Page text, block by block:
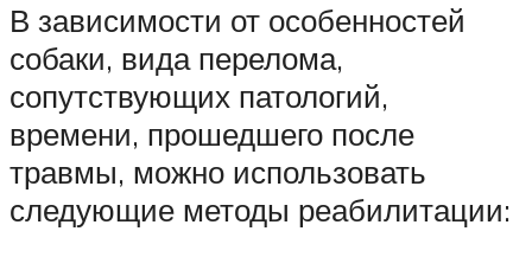
В зависимости от особенностей
собаки, вида перелома,
сопутствующих патологий,
времени, прошедшего после
травмы, можно использовать
следующие методы реабилитации: